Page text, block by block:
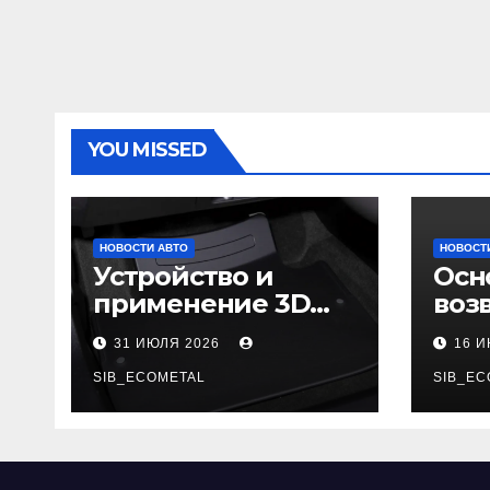
YOU MISSED
НОВОСТИ АВТО
Устройство и
применение 3D
автомобильных
ковриков
31 ИЮЛЯ 2026
SIB_ECOMETAL
16